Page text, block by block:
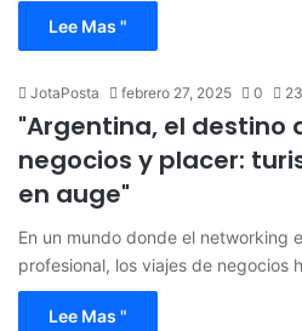
Lee Mas "
JotaPosta febrero 27, 2025 0 23
"Argentina, el destino
negocios y placer:
en auge"
En un mundo donde el networking
profesional, los viajes de negocios
Lee Mas "